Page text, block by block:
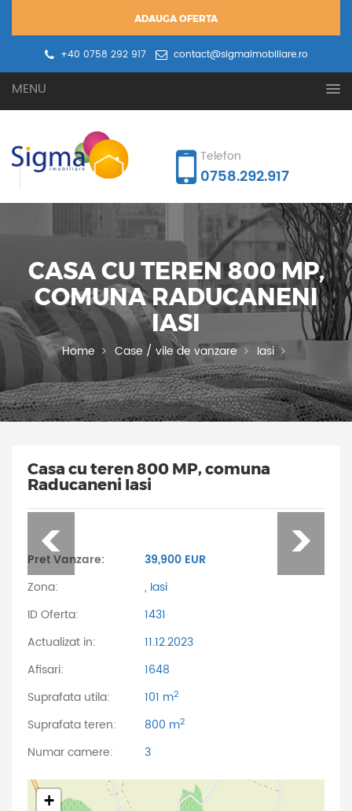
ADAUGA OFERTA
+40 0758 292 917
contact@sigmaimobiliare.ro
MENU
Telefon
0758.292.917
CASA CU TEREN 800 MP,
COMUNA RADUCANENI
IASI
Home Case / vile de vanzare Iasi
Casa cu teren 800 MP, comuna
Raducaneni Iasi
Pret Vanzare:
39,900 EUR
Zona:
, Iasi
ID Oferta:
1431
Actualizat in:
11.12.2023
Afisari:
1648
Suprafata utila:
101 m2
Suprafata teren: 800 m2
Numar camere: 3
+